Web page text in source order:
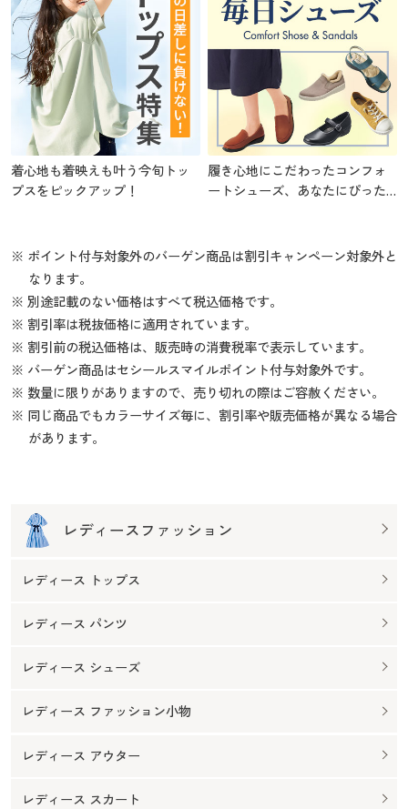
着心地も着映えも叶う今旬トッ
プスをピックアップ！
履き心地にこだわったコンフォ
ートシューズ、あなたにぴった
※ ポイント付与対象外のバーゲン商品は割引キャンペーン対象外と
なります。
※ 別途記載のない価格はすべて税込価格です。
※ 割引率は税抜価格に適用されています。
※ 割引前の税込価格は、販売時の消費税率で表示しています。
※ バーゲン商品はセシールスマイルポイント付与対象外です。
※ 数量に限りがありますので、売り切れの際はご容赦ください。
※ 同じ商品でもカラーサイズ毎に、割引率や販売価格が異なる場合
があります。
レディースファッション
レディース トップス
レディース パンツ
レディース シューズ
レディース ファッション小物
レディース アウター
レディース スカート